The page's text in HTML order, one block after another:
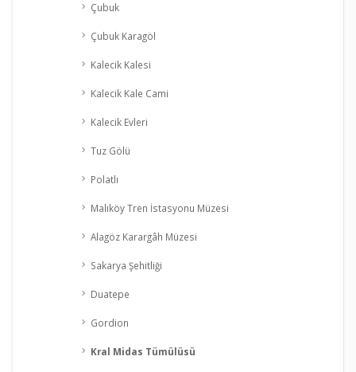
Çubuk
Çubuk Karagöl
Kalecik Kalesi
Kalecik Kale Cami
Kalecik Evleri
Tuz Gölü
Polatlı
Malıköy Tren İstasyonu Müzesi
Alagöz Karargâh Müzesi
Sakarya Şehitliği
Duatepe
Gordion
Kral Midas Tümülüsü